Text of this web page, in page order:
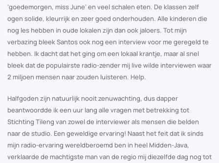
‘goedemorgen, miss June’ en veel schalen eten. De klassen zelf
ogen solide, kleurrijk en zeer goed onderhouden. Alle kinderen die
nog les hebben in oude lokalen zijn dan ook jaloers. Tot mijn
verbazing bleek Santos ook nog een interview voor me geregeld te
hebben. Ik dacht dat het ging om een lokaal krantje, maar al snel
bleek dat de populairste radio-zender mij live wilde interviewen waar
2 miljoen mensen naar zouden luisteren. Help.
Halfgoden zijn natuurlijk nooit zenuwachting, dus dapper
beantwoordde ik een uur lang alle vragen met betrekking tot
Stichting Tileng van zowel de interviewer als mensen die belden
naar de studio. Een geweldige ervaring! Naast het feit dat ik sinds
mijn radio-ervaring wereldberoemd ben in heel Midden-Java,
verklaarde de machtigste man van de regio mij diezelfde dag nog tot